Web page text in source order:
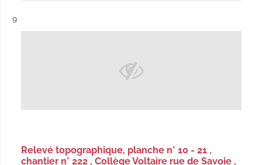
Résultat n°
9
Relevé topographique, planche n° 10 - 21 ,
chantier n° 222 , Collège Voltaire rue de Savoie ,